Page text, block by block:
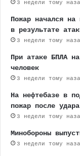
3 недели тому
Пожар начался на
в результате
3 недели тому
При атаке БПЛА
человек
3 недели тому
На нефтебазе в
пожар после
3 недели тому
Минобороны
3 недели тому